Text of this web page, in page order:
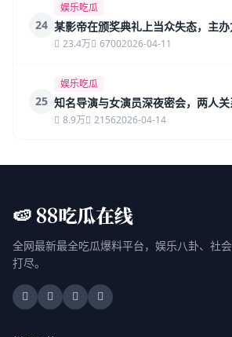
24
娱乐吃瓜
某影帝在颁奖典礼上当众失态，主
23.4万 67002026-04-11
25
娱乐吃瓜
知名导演与女演员深夜密会，两人
8.9万 21562026-04-14
🍉 88吃瓜在线
全网最新最全吃瓜爆料平台，娱乐八卦、社
打尽。